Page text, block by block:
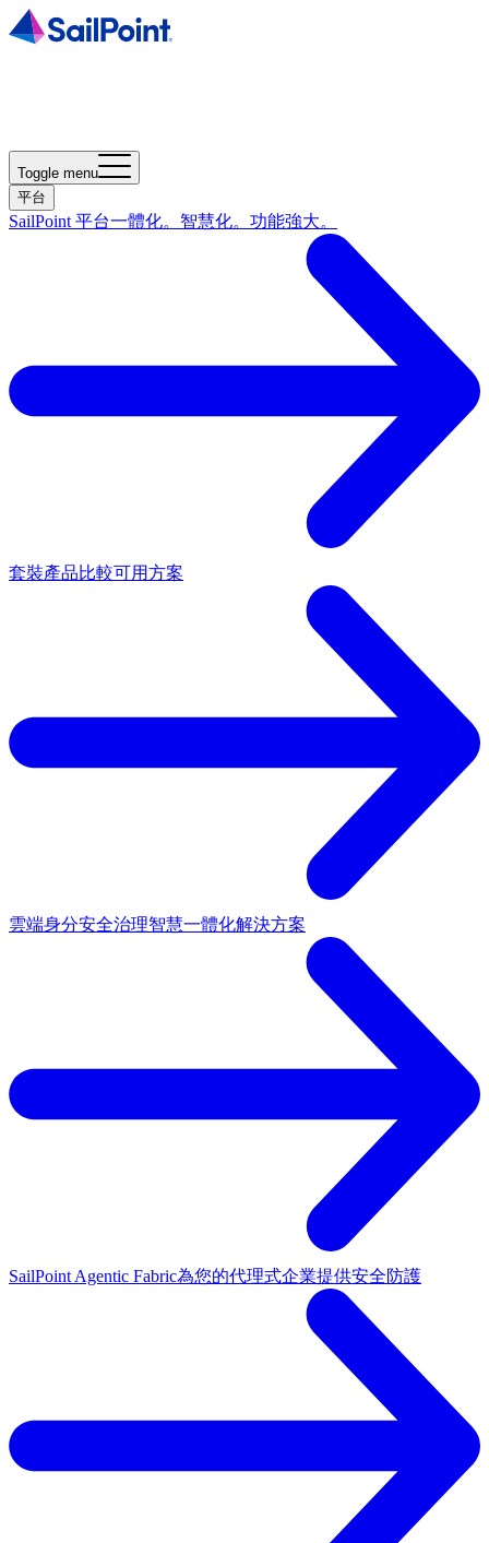
Toggle menu
平台
SailPoint 平台一體化。智慧化。功能強大。
套裝產品比較可用方案
雲端身分安全治理智慧一體化解決方案
SailPoint Agentic Fabric為您的代理式企業提供安全防護